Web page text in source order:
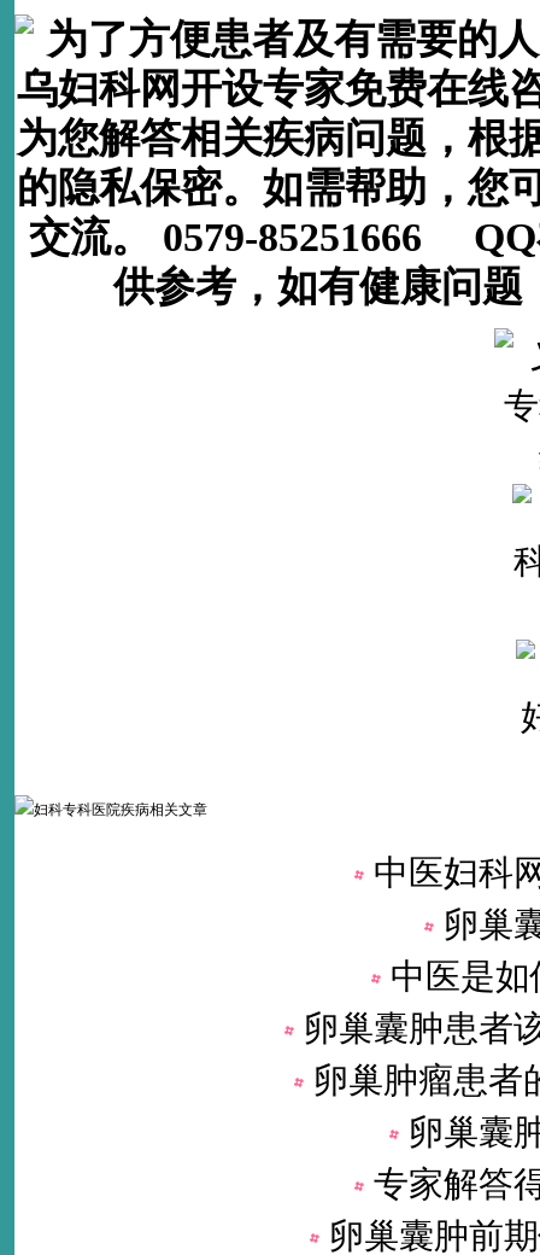
为了方便患者及有需要的
乌妇科网开设专家免费在线
为您解答相关疾病问题，根
的隐私保密。如需帮助，您
交流。 0579-85251666
供参考，如有健康问
中医妇科
卵巢
中医是
卵巢囊肿患者
卵巢肿瘤患者
卵巢囊
专家解答
卵巢囊肿前